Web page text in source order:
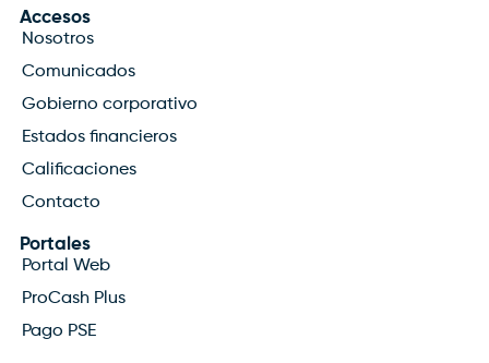
Accesos
Nosotros
Comunicados
Gobierno corporativo
Estados financieros
Calificaciones
Contacto
Portales
Portal Web
ProCash Plus
Pago PSE